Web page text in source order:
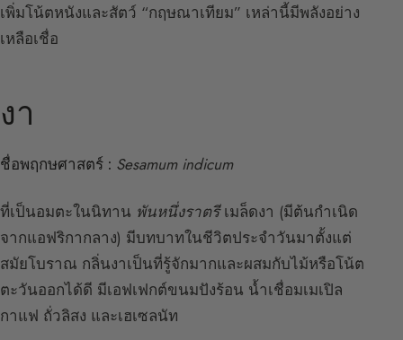
เพิ่มโน้ตหนังและสัตว์ “กฤษณาเทียม” เหล่านี้มีพลังอย่าง
เหลือเชื่อ
งา
ชื่อพฤกษศาสตร์ : Sesamum indicum
ที่เป็นอมตะในนิทาน พันหนึ่งราตรีเมล็ดงา (มีต้นกำเนิด
จากแอฟริกากลาง) มีบทบาทในชีวิตประจำวันมาตั้งแต่
สมัยโบราณ กลิ่นงาเป็นที่รู้จักมากและผสมกับไม้หรือโน้ต
ตะวันออกได้ดี มีเอฟเฟกต์ขนมปังร้อน น้ำเชื่อมเมเปิล
กาแฟ ถั่วลิสง และเฮเซลนัท